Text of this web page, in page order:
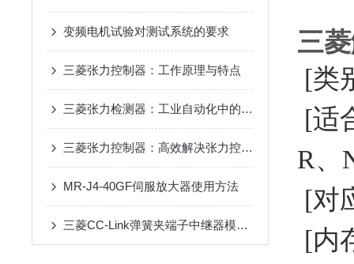
变频电机试验对测试系统的要求
三菱张力控制器：工作原理与特点
三菱张力检测器：工业自动化中的关键技术与应用
三菱张力控制器：高效解决张力控制难题，优化材料处理与传输流程
MR-J4-40GF伺服放大器使用方法
三菱CC-Link弹簧夹端子中继器模块应用场景
三
[类
[适
R、
[对
[内